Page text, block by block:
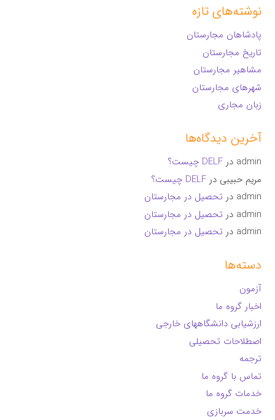
نوشته‌های تازه
پادشاهان مجارستان
تاریخ مجارستان
مشاهیر مجارستان
شهرهای مجارستان
زبان مجاری
آخرین دیدگاه‌ها
admin درDELF چیست؟
مریم حبیبی درDELF چیست؟
admin در تحصیل در مجارستان
admin در تحصیل در مجارستان
admin در تحصیل در مجارستان
دسته‌ها
آزمون
اخبار گروه ما
ارزشیابی دانشگاههای خارجی
اصطلاحات تحصیلی
ترجمه
تماس با گروه ما
خدمات گروه ما
خدمت سربازی